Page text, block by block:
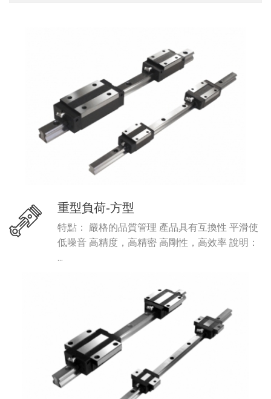
重型負荷-方型
特點： 嚴格的品質管理 產品具有互換性 平滑使
低噪音 高精度，高精密 高剛性，高效率 說明：
...